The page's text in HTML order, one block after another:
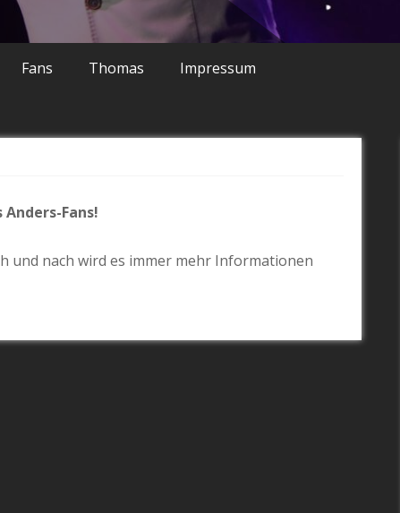
Fans Thomas Impressum
Fans!
und nach wird es immer mehr Informationen